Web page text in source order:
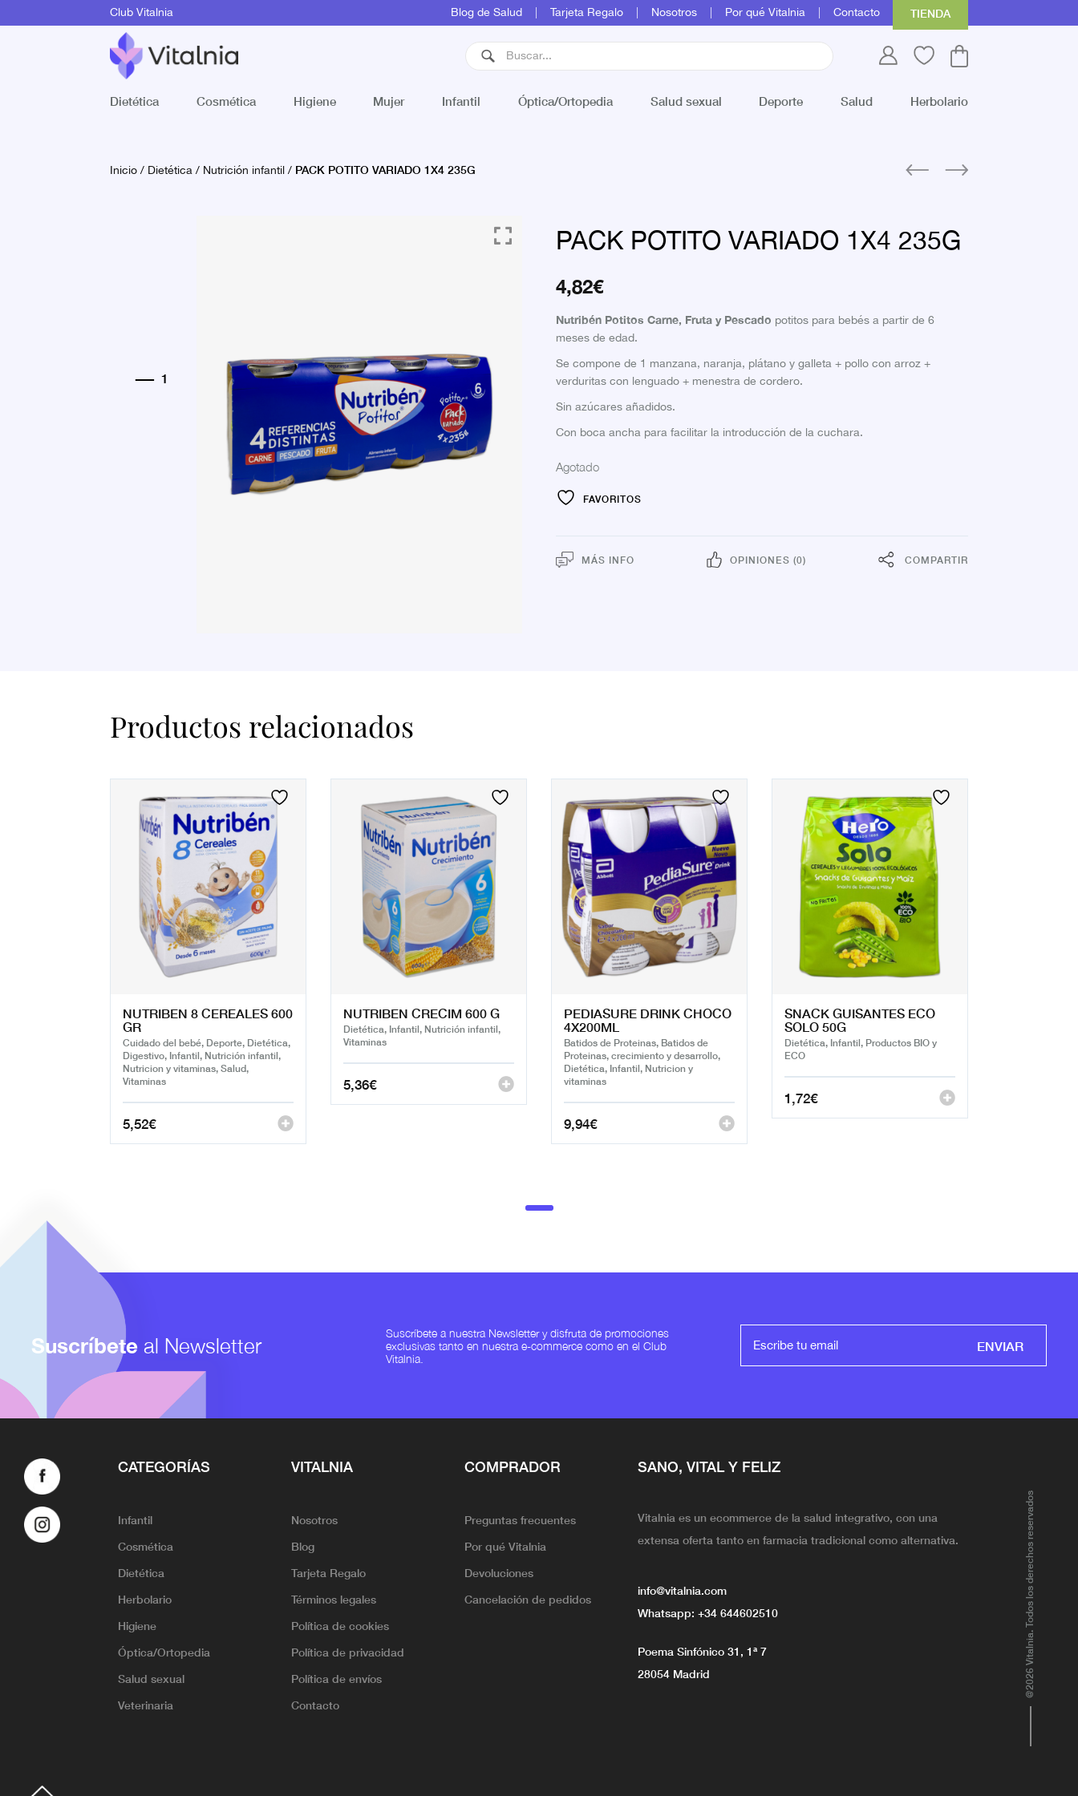
Club Vitalnia Blog de Salud Tarjeta Regalo Nosotros Por qué Vitalnia Contacto TIENDA
Dietética Cosmética Higiene Mujer Infantil Óptica/Ortopedia Salud sexual Deporte Salud Herbolario
Inicio/ Dietética/ Nutrición infantil/ PACK POTITO VARIADO 1X4 235G
PACK POTITO VARIADO 1X4 235G
4,82€
Nutribén Potitos Carne, Fruta y Pescado potitos para bebés a partir de 6
meses de edad.
Se compone de 1 manzana, naranja, plátano y galleta + pollo con arroz +
verduritas con lenguado + menestra de cordero.
Sin azúcares añadidos.
Con boca ancha para facilitar la introducción de la cuchara.
Agotado
FAVORITOS
MÁS INFO OPINIONES (0) COMPARTIR
Productos relacionados
NUTRIBEN 8 CEREALES 600
GR
Cuidado del bebé, Deporte, Dietética,
Digestivo, Infantil, Nutrición infantil,
Nutricion y vitaminas, Salud,
Vitaminas
5,52€
NUTRIBEN CRECIM 600 G
Dietética, Infantil, Nutrición infantil,
Vitaminas
5,36€
PEDIASURE DRINK CHOCO
4X200ML
Batidos de Proteinas, Batidos de
Proteinas, crecimiento y desarrollo,
Dietética, Infantil, Nutricion y
vitaminas
9,94€
SNACK GUISANTES ECO
SOLO 50G
Dietética, Infantil, Productos BIO y
ECO
1,72€
Suscríbete al Newsletter
Suscríbete a nuestra Newsletter y disfruta de promociones
exclusivas tanto en nuestra e-commerce como en el Club
Vitalnia.
ENVIAR
CATEGORÍAS
Infantil
Cosmética
Dietética
Herbolario
Higiene
Óptica/Ortopedia
Salud sexual
Veterinaria
VITALNIA
Nosotros
Blog
Tarjeta Regalo
Términos legales
Política de cookies
Política de privacidad
Política de envíos
Contacto
COMPRADOR
Preguntas frecuentes
Por qué Vitalnia
Devoluciones
Cancelación de pedidos
SANO, VITAL Y FELIZ
Vitalnia es un ecommerce de la salud integrativo, con una
extensa oferta tanto en farmacia tradicional como alternativa.
info@vitalnia.com
Whatsapp: +34 644602510
Poema Sinfónico 31, 1ª 7
28054 Madrid
@2026 Vitalnia. Todos los derechos reservados